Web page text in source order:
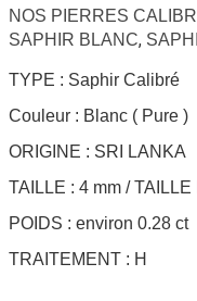
NOS PIERRES
SAPHIR BLANC,
TYPE : Saphir Calibré
Couleur : Blanc ( Pure )
ORIGINE : SRI LANKA
TAILLE : 4 mm /
POIDS : environ 0.28 ct
TRAITEMENT : H